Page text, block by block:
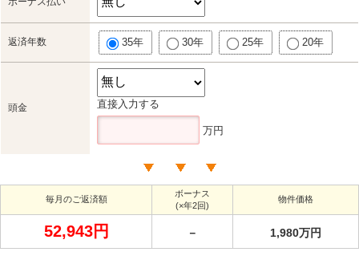
返済年数 35年 30年 25年 20年
頭金 直接入力する
万円
毎月のご返済額
ボーナス
(×年2回)
物件価格
52,943円 － 1,980万円